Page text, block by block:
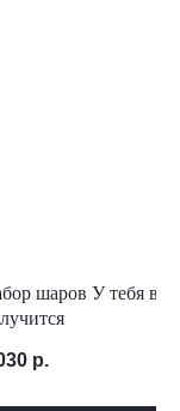
шаров У тебя всё
р.